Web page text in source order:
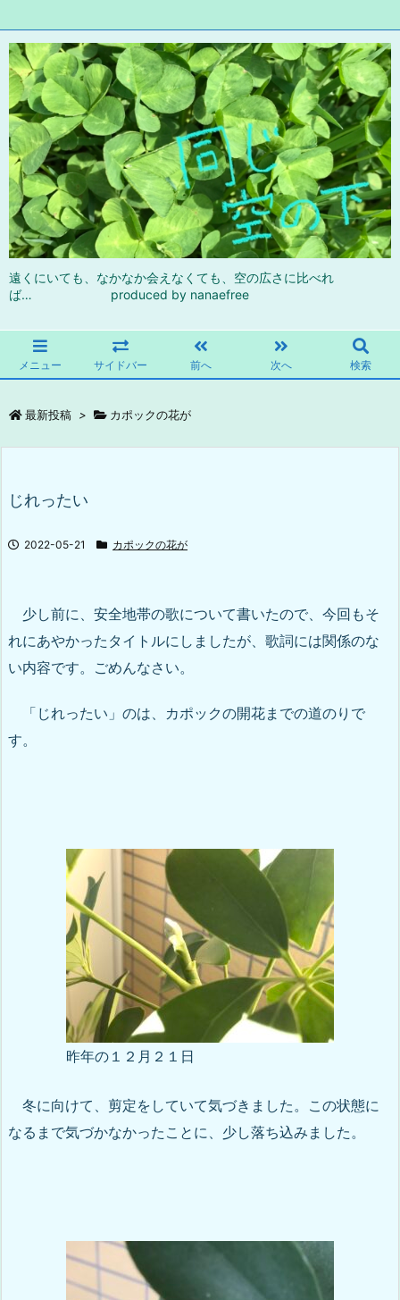
遠くにいても、なかなか会えなくても、空の広さに比べれ
ば… produced by nanaefree
メニュー サイドバー 前へ 次へ 検索
最新投稿 > カポックの花が
じれったい
2022-05-21 カポックの花が
少し前に、安全地帯の歌について書いたので、今回もそ
れにあやかったタイトルにしましたが、歌詞には関係のな
い内容です。ごめんなさい。
「じれったい」のは、カポックの開花までの道のりで
す。
昨年の１２月２１日
冬に向けて、剪定をしていて気づきました。この状態に
なるまで気づかなかったことに、少し落ち込みました。